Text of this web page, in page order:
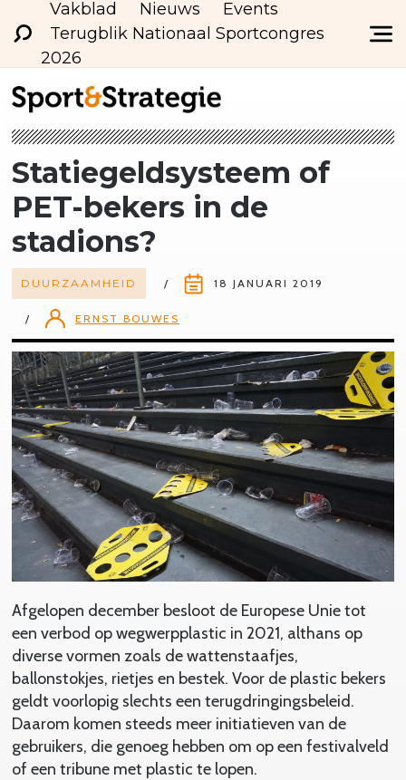
Vakblad Nieuws
Events
Terugblik Nationaal Sportcongres
2026
Statiegeldsysteem of
PET-bekers in de
stadions?
DUURZAAMHEID 18 JANUARI 2019
ERNST BOUWES
Afgelopen december besloot de Europese Unie tot
een verbod op wegwerpplastic in 2021, althans op
diverse vormen zoals de wattenstaafjes,
ballonstokjes, rietjes en bestek. Voor de plastic bekers
geldt voorlopig slechts een terugdringingsbeleid.
Daarom komen steeds meer initiatieven van de
gebruikers, die genoeg hebben om op een festivalveld
of een tribune met plastic te lopen.